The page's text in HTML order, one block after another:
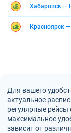
Хабаровск —
Красноярск
Для вашего
актуальное
регулярные рейсы
максимальное
зависит от